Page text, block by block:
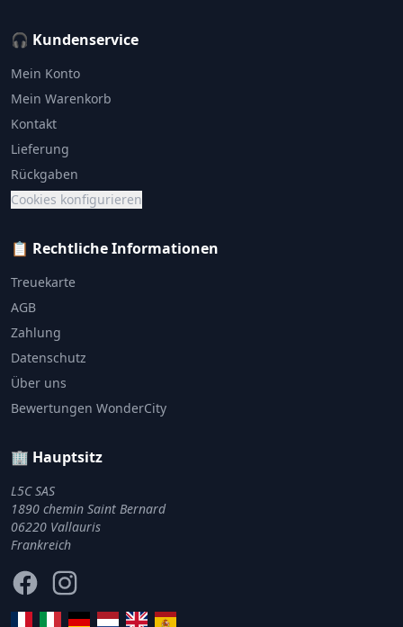
🎧 Kundenservice
Mein Konto
Mein Warenkorb
Kontakt
Lieferung
Rückgaben
Cookies konfigurieren
📋 Rechtliche Informationen
Treuekarte
AGB
Zahlung
Datenschutz
Über uns
Bewertungen WonderCity
🏢 Hauptsitz
L5C SAS
1890 chemin Saint Bernard
06220 Vallauris
Frankreich
FacebookInstagram